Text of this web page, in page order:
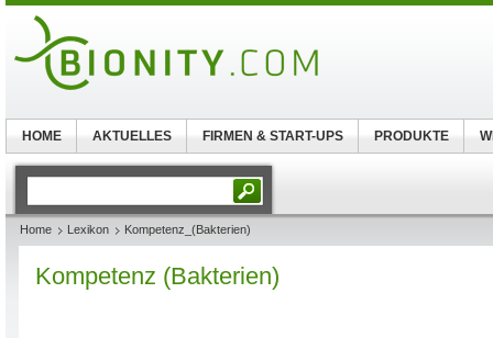
Home Lexikon Kompetenz_(Bakterien)
Kompetenz (Bakterien)
HOME AKTUELLES FIRMEN & START-UPS PRODUKTE